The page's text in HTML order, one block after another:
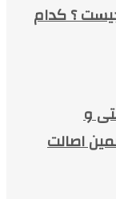
؟ کدام
و
اصالت